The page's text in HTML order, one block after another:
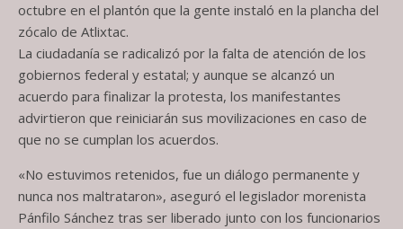
octubre en el plantón que la gente instaló en la plancha del
zócalo de Atlixtac.
La ciudadanía se radicalizó por la falta de atención de los
gobiernos federal y estatal; y aunque se alcanzó un
acuerdo para finalizar la protesta, los manifestantes
advirtieron que reiniciarán sus movilizaciones en caso de
que no se cumplan los acuerdos.
«No estuvimos retenidos, fue un diálogo permanente y
nunca nos maltrataron», aseguró el legislador morenista
Pánfilo Sánchez tras ser liberado junto con los funcionarios